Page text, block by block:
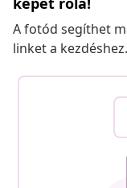
A fotód segíthet
linket a kezdéshez.